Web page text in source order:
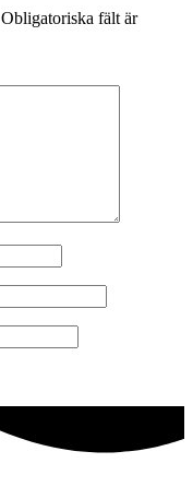
Obligatoriska fält är